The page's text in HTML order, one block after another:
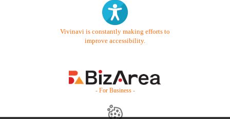
Vivinavi is constantly making efforts to
improve accessibility.
- For Business -